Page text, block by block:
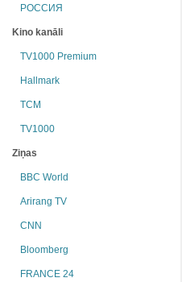
РОССИЯ
Kino kanāli
TV1000 Premium
Hallmark
TCM
TV1000
Ziņas
BBC World
Arirang TV
CNN
Bloomberg
FRANCE 24